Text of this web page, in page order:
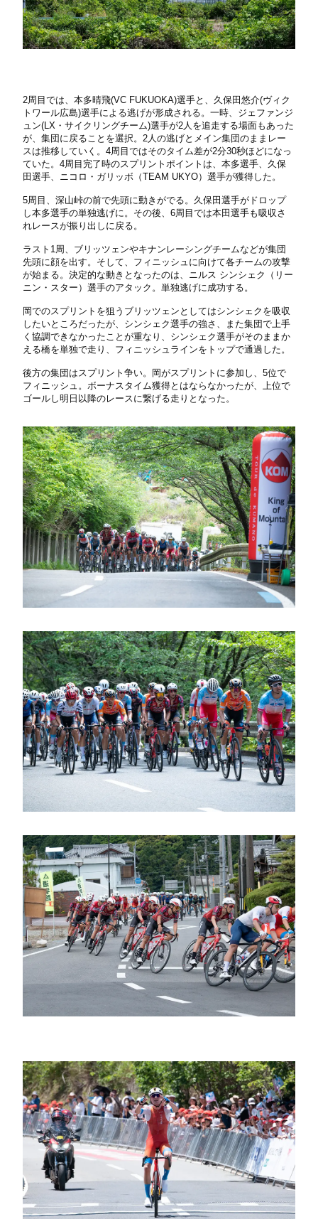
2周目では、本多晴飛(VC FUKUOKA)選手と、久保田悠介(ヴィク
トワール広島)選手による逃げが形成される。一時、ジェファンジ
ュン(LX・サイクリングチーム)選手が2人を追走する場面もあった
が、集団に戻ることを選択。2人の逃げとメイン集団のままレー
スは推移していく。4周目ではそのタイム差が2分30秒ほどになっ
ていた。4周目完了時のスプリントポイントは、本多選手、久保
田選手、ニコロ・ガリッボ（TEAM UKYO）選手が獲得した。
5周目、深山峠の前で先頭に動きがでる。久保田選手がドロップ
し本多選手の単独逃げに。その後、6周目では本田選手も吸収さ
れレースが振り出しに戻る。
ラスト1周、ブリッツェンやキナンレーシングチームなどが集団
先頭に顔を出す。そして、フィニッシュに向けて各チームの攻撃
が始まる。決定的な動きとなったのは、ニルス シンシェク（リー
ニン・スター）選手のアタック。単独逃げに成功する。
岡でのスプリントを狙うブリッツェンとしてはシンシェクを吸収
したいところだったが、シンシェク選手の強さ、また集団で上手
く協調できなかったことが重なり、シンシェク選手がそのままか
える橋を単独で走り、フィニッシュラインをトップで通過した。
後方の集団はスプリント争い。岡がスプリントに参加し、5位で
フィニッシュ。ボーナスタイム獲得とはならなかったが、上位で
ゴールし明日以降のレースに繋げる走りとなった。